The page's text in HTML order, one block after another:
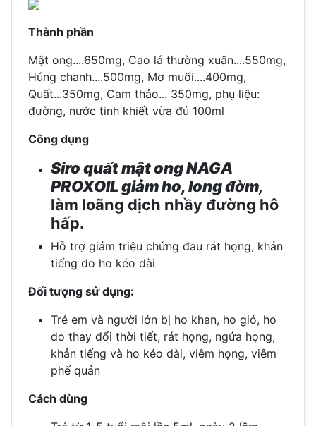
Thành phần
Mật ong....650mg, Cao lá thường xuân....550mg,
Húng chanh....500mg, Mơ muối....400mg,
Quất...350mg, Cam thảo... 350mg, phụ liệu:
đường, nước tinh khiết vừa đủ 100ml
Công dụng
Siro quất mật ong NAGA
PROXOILgiảm ho, long đờm,
làm loãng dịch nhầy đường hô
hấp.
Hỗ trợ giảm triệu chứng đau rát họng, khản
tiếng do ho kéo dài
Đối tượng sử dụng:
Trẻ em và người lớn bị ho khan, ho gió, ho
do thay đổi thời tiết, rát họng, ngứa họng,
khản tiếng và ho kéo dài, viêm họng, viêm
phế quản
Cách dùng